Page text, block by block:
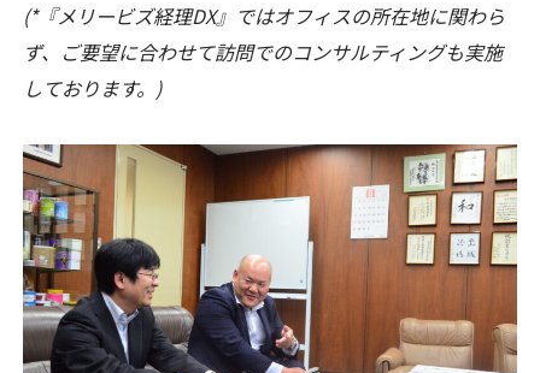
(*『メリービズ経理DX』ではオフィスの所在地に関わら
ず、ご要望に合わせて訪問でのコンサルティングも実施
しております。)